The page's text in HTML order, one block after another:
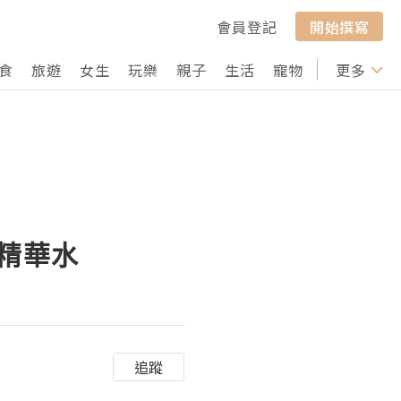
會員登記
開始撰寫
旅遊 女生 玩樂 親子 生活 寵物 行山 打卡
更多
華水
追蹤